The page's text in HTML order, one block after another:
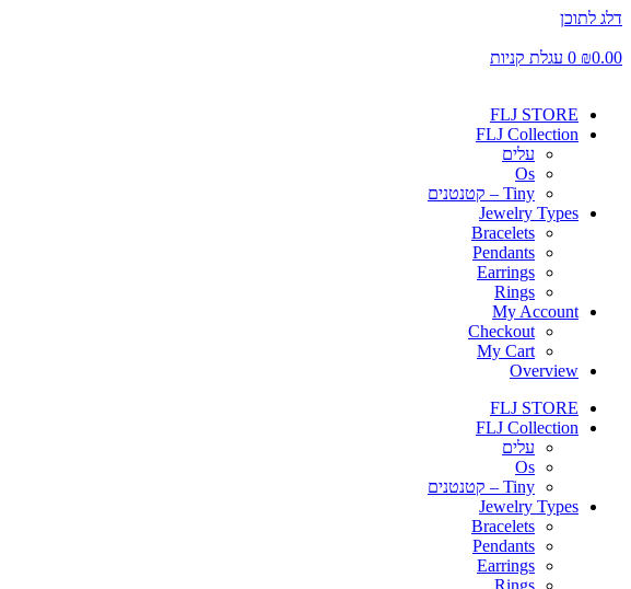
דלג לתוכן
₪0.00
0 עגלת קניות
FLJ STORE
FLJ Collection
עלים
Os
Tiny – קטנטנים
Jewelry Types
Bracelets
Pendants
Earrings
Rings
My Account
Checkout
My Cart
Overview
FLJ STORE
FLJ Collection
עלים
Os
Tiny – קטנטנים
Jewelry Types
Bracelets
Pendants
Earrings
Rings